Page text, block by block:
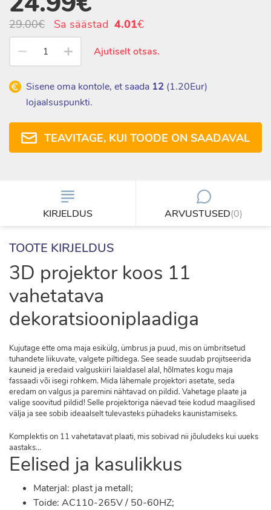
29.00€ Sa säästad 4.01€
Ajutiselt otsas.
Sisene oma kontole, et saada 12 (1.20Eur)
lojaalsuspunkti.
TEAVITAGE, KUI TOODE ON SAADAVAL
KIRJELDUS ARVUSTUSED(0)
TOOTE KIRJELDUS
3D projektor koos 11
vahetatava
dekoratsiooniplaadiga
Kujutage ette oma maja esikülg, ümbrus ja puud, mis on ümbritsetud
tuhandete liikuvate, valgete piltidega. See seade suudab projitseerida
kauneid ja eredaid valguskiiri laialdasel alal, hõlmates kogu maja
fassaadi või isegi rohkem. Mida lähemale projektori asetate, seda
eredam on valgus ja paremini nähtavad on pildid. Vahetage plaate ja
valige soovitud pildid! Selle projektoriga näevad teie kodud maagilised
välja ja see sobib ideaalselt tulevasteks pühadeks kaunistamiseks.
Komplektis on 11 vahetatavat plaati, mis sobivad nii jõuludeks kui uueks
aastaks...
Eelised ja kasulikkus
Materjal: plast ja metall;
Toide: AC110-265V / 50-60HZ;